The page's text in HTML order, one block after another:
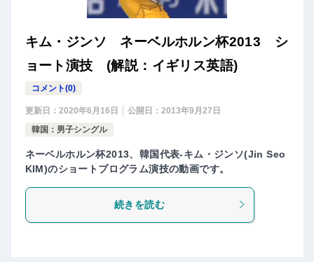
キム・ジンソ ネーベルホルン杯2013 シ
ョート演技 (解説：イギリス英語)
コメント(0)
更新日： 2020年6月16日 公開日： 2013年9月27日
韓国：男子シングル
ネーベルホルン杯2013、韓国代表-キム・ジンソ(Jin Seo
KIM)のショートプログラム演技の動画です。
続きを読む